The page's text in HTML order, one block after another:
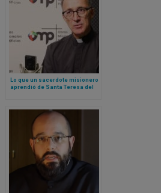
Lo que un sacerdote misionero
aprendió de Santa Teresa del